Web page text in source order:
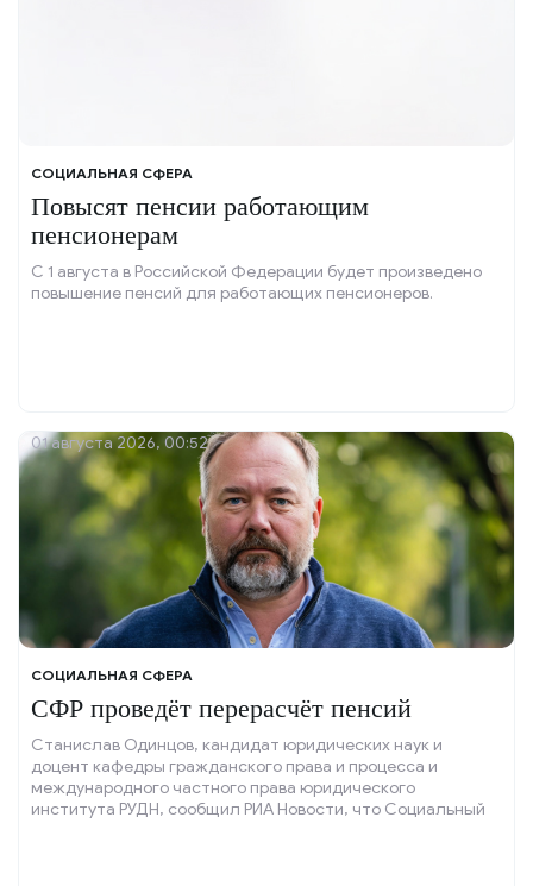
СОЦИАЛЬНАЯ СФЕРА
Повысят пенсии работающим
пенсионерам
С 1 августа в Российской Федерации будет произведено
повышение пенсий для работающих пенсионеров.
СОЦИАЛЬНАЯ СФЕРА
СФР проведёт перерасчёт пенсий
Станислав Одинцов, кандидат юридических наук и
доцент кафедры гражданского права и процесса и
международного частного права юридического
института РУДН, сообщил РИА Новости, что Социальный
01 августа 2026, 00:52